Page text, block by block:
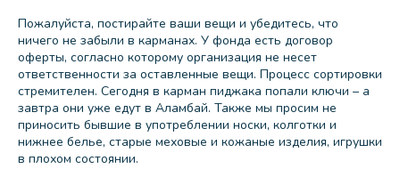
Пожалуйста, постирайте ваши вещи и убедитесь, что
ничего не забыли в карманах. У фонда есть договор
оферты, согласно которому организация не несет
ответственности за оставленные вещи. Процесс сортировки
стремителен. Сегодня в карман пиджака попали ключи – а
завтра они уже едут в Аламбай. Также мы просим не
приносить бывшие в употреблении носки, колготки и
нижнее белье, старые меховые и кожаные изделия, игрушки
в плохом состоянии.